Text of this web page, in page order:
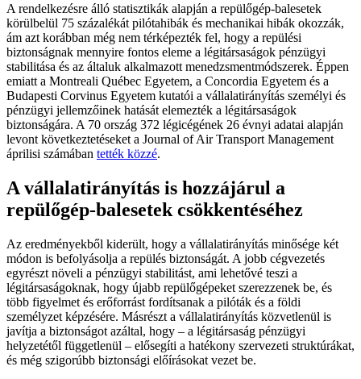
A rendelkezésre álló statisztikák alapján a repülőgép-balesetek
körülbelül 75 százalékát pilótahibák és mechanikai hibák okozzák,
ám azt korábban még nem térképezték fel, hogy a repülési
biztonságnak mennyire fontos eleme a légitársaságok pénzügyi
stabilitása és az általuk alkalmazott menedzsmentmódszerek. Éppen
emiatt a Montreali Québec Egyetem, a Concordia Egyetem és a
Budapesti Corvinus Egyetem kutatói a vállalatirányítás személyi és
pénzügyi jellemzőinek hatását elemezték a légitársaságok
biztonságára. A 70 ország 372 légicégének 26 évnyi adatai alapján
levont következtetéseket a Journal of Air Transport Management
áprilisi számában tették közzé.
A vállalatirányítás is hozzájárul a
repülőgép-balesetek csökkentéséhez
Az eredményekből kiderült, hogy a vállalatirányítás minősége két
módon is befolyásolja a repülés biztonságát. A jobb cégvezetés
egyrészt növeli a pénzügyi stabilitást, ami lehetővé teszi a
légitársaságoknak, hogy újabb repülőgépeket szerezzenek be, és
több figyelmet és erőforrást fordítsanak a pilóták és a földi
személyzet képzésére. Másrészt a vállalatirányítás közvetlenül is
javítja a biztonságot azáltal, hogy – a légitársaság pénzügyi
helyzetétől függetlenül – elősegíti a hatékony szervezeti struktúrákat,
és még szigorúbb biztonsági előírásokat vezet be.